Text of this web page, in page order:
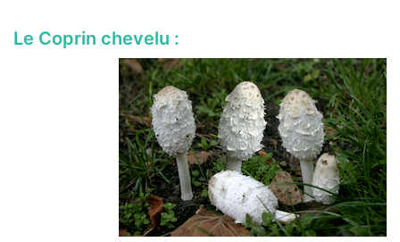
Le Coprin chevelu :